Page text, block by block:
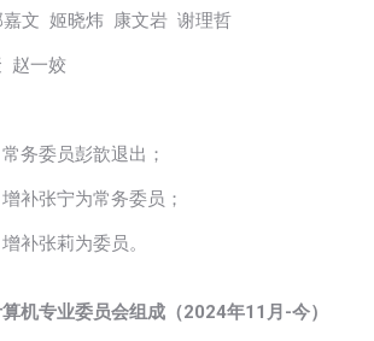
文 姬晓炜 康文岩 谢理哲
赵一姣
务委员彭歆退出；
补张宁为常务委员；
补张莉为委员。
机专业委员会组成 （2024年11月 -今）